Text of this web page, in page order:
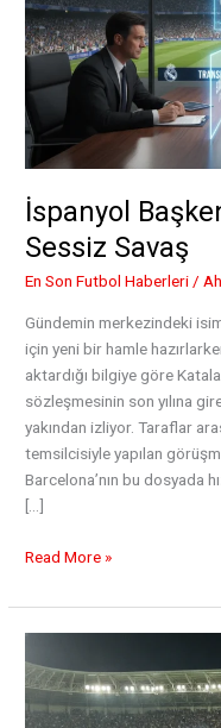
İspanyol
Sessiz Savaş
En Son Futbol Haberleri/
Gündemin merkezindeki
için yeni bir hamle
aktardığı bilgiye göre
sözleşmesinin son yılına
yakından izliyor. Taraflar
temsilcisiyle yapılan
Barcelona’nın bu dosyada
[…]
İspanyol
Rodri
İçin
Sessiz
Savaş
Read More »